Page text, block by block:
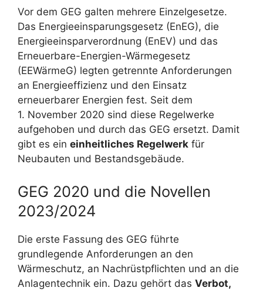
Vor dem GEG galten mehrere Einzelgesetze.
Das Energieeinsparungsgesetz (EnEG), die
Energieeinsparverordnung (EnEV) und das
Erneuerbare-Energien-Wärmegesetz
(EEWärmeG) legten getrennte Anforderungen
an Energieeffizienz und den Einsatz
erneuerbarer Energien fest. Seit dem
1. November 2020 sind diese Regelwerke
aufgehoben und durch das GEG ersetzt. Damit
gibt es ein einheitliches Regelwerk für
Neubauten und Bestandsgebäude.
GEG 2020 und die Novellen
2023/2024
Die erste Fassung des GEG führte
grundlegende Anforderungen an den
Wärmeschutz, an Nachrüstpflichten und an die
Anlagentechnik ein. Dazu gehört das Verbot,